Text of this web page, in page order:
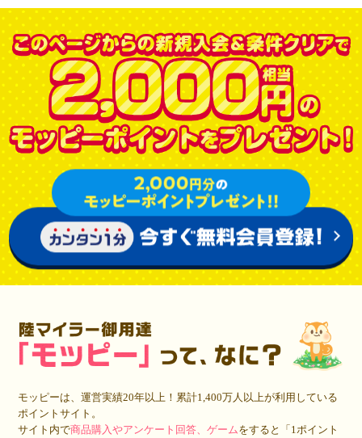
モッピーは、運営実績20年以上！累計1,400万人以上が利用している
ポイントサイト。
サイト内で商品購入やアンケート回答、ゲームをすると「1ポイント